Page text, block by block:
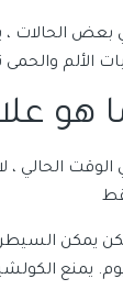
الألم
هو
يمكن
يمنع